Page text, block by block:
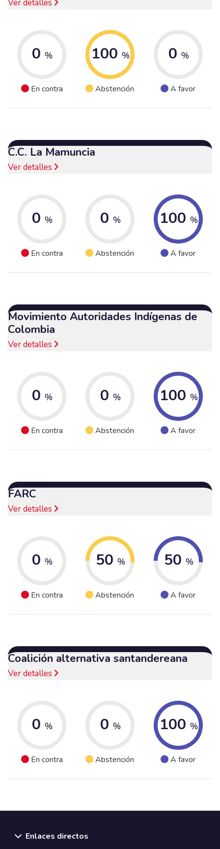
Ver detalles
0 %
En contra
100 %
Abstención
0 %
A favor
C.C. La Mamuncia
Ver detalles
0 %
En contra
0 %
Abstención
100 %
A favor
Movimiento Autoridades Indígenas de
Colombia
Ver detalles
0 %
En contra
0 %
Abstención
100 %
A favor
FARC
Ver detalles
0 %
En contra
50 %
Abstención
50 %
A favor
Coalición alternativa santandereana
Ver detalles
0 %
En contra
0 %
Abstención
100 %
A favor
Enlaces directos